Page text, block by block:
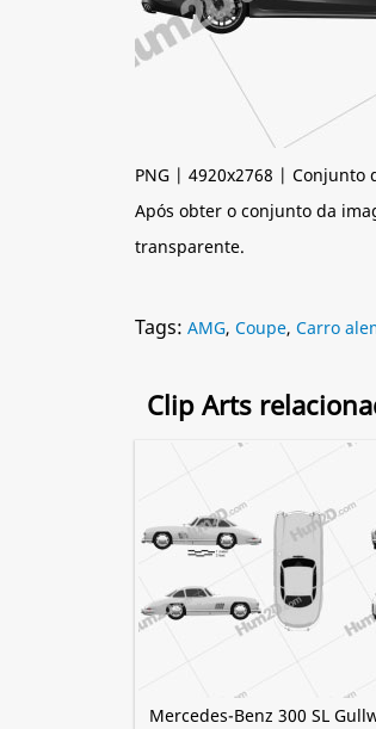
PNG | 4920x2768 | Conjunto
Após obter o conjunto da
transparente.
Tags: AMG, Coupe, Carro
Clip Arts
Mercedes-Benz 300 SL